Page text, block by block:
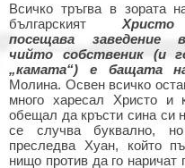
Всичко тръгва в зората
българският
посещава заведение
чийто собственик (и
„камата“) е бащата
Молина. Освен всичко
много харесал Христо и
обещал да кръсти сина си
се случва буквално,
преследва Хуан, който
нищо против да го наричат